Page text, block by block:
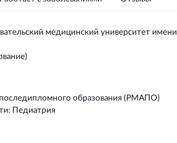
медицинский университет имени
образования (РМАПО)
Педиатрия